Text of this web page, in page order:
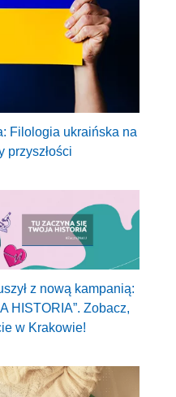
Filologia ukraińska na
przyszłości
z nową kampanią:
HISTORIA”. Zobacz,
w Krakowie!